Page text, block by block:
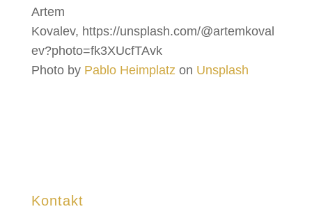
Artem
Kovalev, https://unsplash.com/@artemkoval
ev?photo=fk3XUcfTAvk
Photo by Pablo Heimplatz on Unsplash
Kontakt